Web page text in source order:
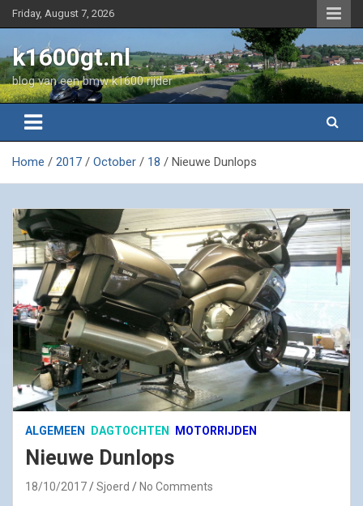
Skip
to
Friday, August 7, 2026
k1600gt.nl
blog van een bmw k1600 rijder
Home 2017 October 18 Nieuwe Dunlops
ALGEMEEN DAGTOCHTEN MOTORRIJDEN
Nieuwe Dunlops
18/10/2017 Sjoerd No Comments